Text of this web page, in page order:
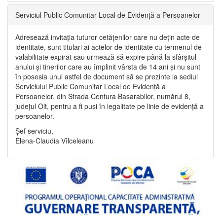
Serviciul Public Comunitar Local de Evidență a Persoanelor
Adresează invitația tuturor cetățenilor care nu dețin acte de
identitate, sunt titulari ai actelor de identitate cu termenul de
valabilitate expirat sau urmează să expire până la sfârșitul
anului și tinerilor care au împlinit vârsta de 14 ani și nu sunt
în posesia unui astfel de document să se prezinte la sediul
Serviciului Public Comunitar Local de Evidență a
Persoanelor, din Strada Centura Basarabilor, numărul 8,
județul Olt, pentru a fi puși în legalitate pe linie de evidență a
persoanelor.
Șef serviciu,
Elena-Claudia Vîlceleanu